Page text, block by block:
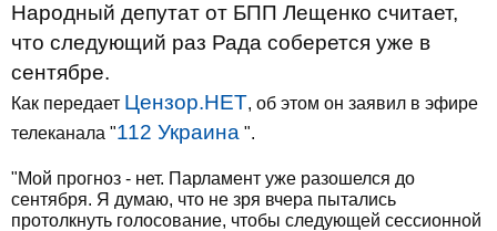
Народный депутат от БПП Лещенко считает,
что следующий раз Рада соберется уже в
сентябре.
Как передает Цензор.НЕТ, об этом он заявил в эфире
телеканала "112 Украина ".
"Мой прогноз - нет. Парламент уже разошелся до
сентября. Я думаю, что не зря вчера пытались
протолкнуть голосование, чтобы следующей сессионной